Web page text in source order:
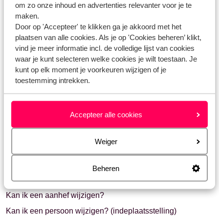
om zo onze inhoud en advertenties relevanter voor je te
maken.
Door op 'Accepteer' te klikken ga je akkoord met het
plaatsen van alle cookies. Als je op 'Cookies beheren’ klikt,
vind je meer informatie incl. de volledige lijst van cookies
waar je kunt selecteren welke cookies je wilt toestaan. Je
kunt op elk moment je voorkeuren wijzigen of je
toestemming intrekken.
Accepteer alle cookies
Weiger
Beheren
Voor meer informatie over autohuur, klik je hier
Vragen over hetzelfde onderwerp
Is het mogelijk om extra services bij te boeken of te
wijzigen?
Ik wil de hoofdbestuurder wijzigen, kan dat?
Kan ik een aanhef wijzigen?
Ik ben vergeten wie ik als hoofdbestuurder heb opgegeven,
kan ik dit ergens terugvinden?
Kan ik een geboortedatum wijzigen?
Kan ik een aanhef wijzigen?
Kan ik een persoon wijzigen? (indeplaatsstelling)